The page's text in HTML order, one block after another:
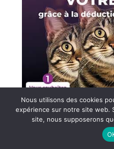
Nous utilisons des cookies
expérience sur notre site web.
site, nous supposerons